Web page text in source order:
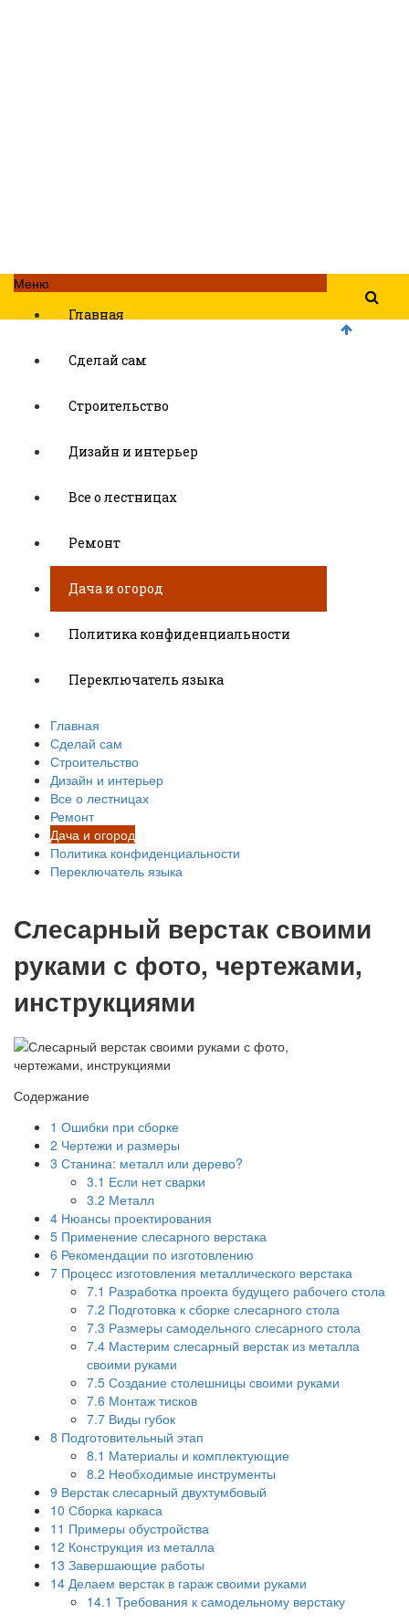
Меню
Главная
Сделай сам
Строительство
Дизайн и интерьер
Все о лестницах
Ремонт
Дача и огород
Политика конфиденциальности
Переключатель языка
Главная
Сделай сам
Строительство
Дизайн и интерьер
Все о лестницах
Ремонт
Дача и огород
Политика конфиденциальности
Переключатель языка
Слесарный верстак своими
руками с фото, чертежами,
инструкциями
Содержание
1 Ошибки при сборке
2 Чертежи и размеры
3 Станина: металл или дерево?
3.1 Если нет сварки
3.2 Металл
4 Нюансы проектирования
5 Применение слесарного верстака
6 Рекомендации по изготовлению
7 Процесс изготовления металлического верстака
7.1 Разработка проекта будущего рабочего стола
7.2 Подготовка к сборке слесарного стола
7.3 Размеры самодельного слесарного стола
7.4 Мастерим слесарный верстак из металла
своими руками
7.5 Создание столешницы своими руками
7.6 Монтаж тисков
7.7 Виды губок
8 Подготовительный этап
8.1 Материалы и комплектующие
8.2 Необходимые инструменты
9 Верстак слесарный двухтумбовый
10 Сборка каркаса
11 Примеры обустройства
12 Конструкция из металла
13 Завершающие работы
14 Делаем верстак в гараж своими руками
14.1 Требования к самодельному верстаку